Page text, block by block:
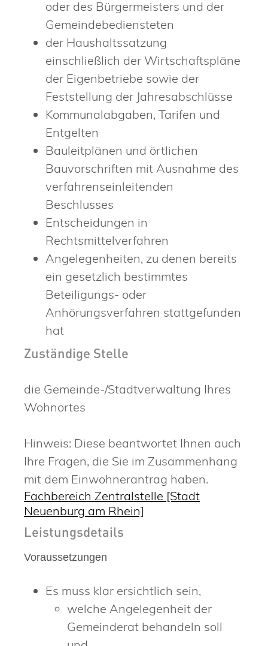
oder des Bürgermeisters und der
Gemeindebediensteten
der Haushaltssatzung
einschließlich der Wirtschaftspläne
der Eigenbetriebe sowie der
Feststellung der Jahresabschlüsse
Kommunalabgaben, Tarifen und
Entgelten
Bauleitplänen und örtlichen
Bauvorschriften mit Ausnahme des
verfahrenseinleitenden
Beschlusses
Entscheidungen in
Rechtsmittelverfahren
Angelegenheiten, zu denen bereits
ein gesetzlich bestimmtes
Beteiligungs- oder
Anhörungsverfahren stattgefunden
hat
Zuständige Stelle
die Gemeinde-/Stadtverwaltung Ihres
Wohnortes
Hinweis: Diese beantwortet Ihnen auch
Ihre Fragen, die Sie im Zusammenhang
mit dem Einwohnerantrag haben.
Fachbereich Zentralstelle [Stadt
Neuenburg am Rhein]
Leistungsdetails
Voraussetzungen
Es muss klar ersichtlich sein,
welche Angelegenheit der
Gemeinderat behandeln soll